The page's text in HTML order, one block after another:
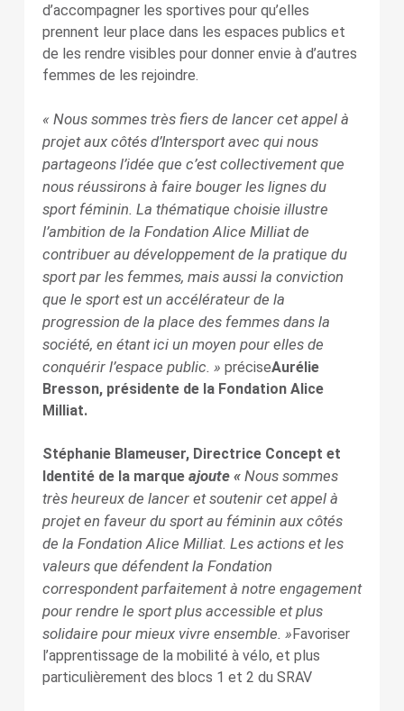
d’accompagner les sportives pour qu’elles
prennent leur place dans les espaces publics et
de les rendre visibles pour donner envie à d’autres
femmes de les rejoindre.
« Nous sommes très fiers de lancer cet appel à
projet aux côtés d’Intersport avec qui nous
partageons l’idée que c’est collectivement que
nous réussirons à faire bouger les lignes du
sport féminin. La thématique choisie illustre
l’ambition de la Fondation Alice Milliat de
contribuer au développement de la pratique du
sport par les femmes, mais aussi la conviction
que le sport est un accélérateur de la
progression de la place des femmes dans la
société, en étant ici un moyen pour elles de
conquérir l’espace public. » préciseAurélie
Bresson, présidente de la Fondation Alice
Milliat.
Stéphanie Blameuser, Directrice Concept et
Identité de la marque ajoute « Nous sommes
très heureux de lancer et soutenir cet appel à
projet en faveur du sport au féminin aux côtés
de la Fondation Alice Milliat. Les actions et les
valeurs que défendent la Fondation
correspondent parfaitement à notre engagement
pour rendre le sport plus accessible et plus
solidaire pour mieux vivre ensemble. »Favoriser
l’apprentissage de la mobilité à vélo, et plus
particulièrement des blocs 1 et 2 du SRAV